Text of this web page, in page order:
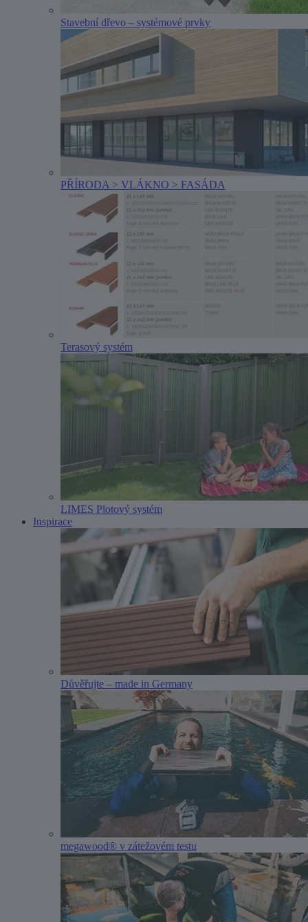
Stavební dřevo – systémové prvky
PŘÍRODA > VLÁKNO > FASÁDA
Terasový systém
LIMES Plotový systém
Inspirace
Důvěřujte – made in Germany
megawood® v zátežovém testu